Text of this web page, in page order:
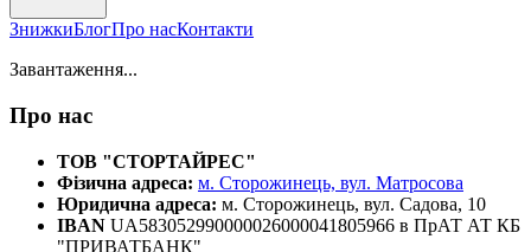
ЗнижкиБлогПро насКонтакти
Завантаження...
Про нас
ТОВ "СТОРТАЙРЕС"
Фізична адреса: м. Сторожинець, вул. Матросова
Юридична адреса: м. Сторожинець, вул. Садова, 10
IBAN UA583052990000026000041805966 в ПрАТ АТ КБ
"ПРИВАТБАНК"